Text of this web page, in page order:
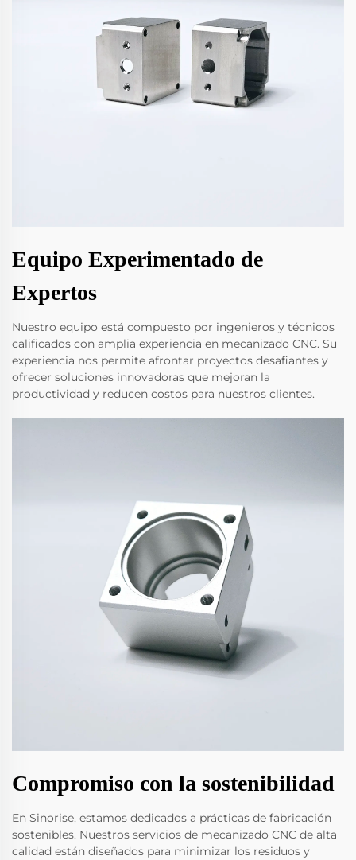
Equipo Experimentado de
Expertos
Nuestro equipo está compuesto por ingenieros y técnicos
calificados con amplia experiencia en mecanizado CNC. Su
experiencia nos permite afrontar proyectos desafiantes y
ofrecer soluciones innovadoras que mejoran la
productividad y reducen costos para nuestros clientes.
Compromiso con la sostenibilidad
En Sinorise, estamos dedicados a prácticas de fabricación
sostenibles. Nuestros servicios de mecanizado CNC de alta
calidad están diseñados para minimizar los residuos y